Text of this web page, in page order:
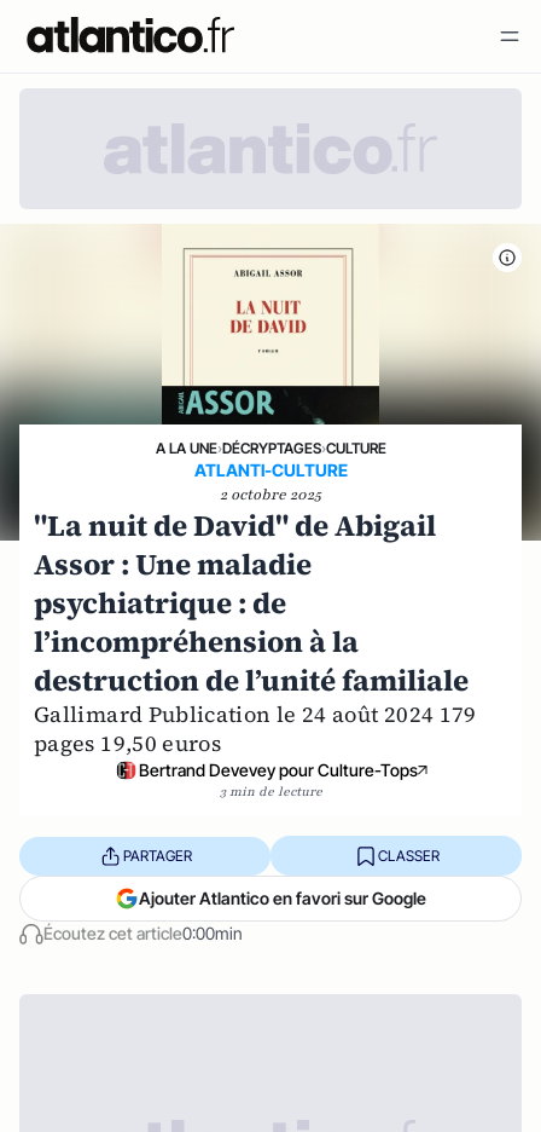
A LA UNE›DÉCRYPTAGES›CULTURE
ATLANTI-CULTURE
2 octobre 2025
"La nuit de David" de Abigail
Assor : Une maladie
psychiatrique : de
l’incompréhension à la
destruction de l’unité familiale
Gallimard Publication le 24 août 2024 179
pages 19,50 euros
Bertrand Devevey pour Culture-Tops
3 min de lecture
Écoutez cet article0:00min
PARTAGER CLASSER
Ajouter Atlantico en favori sur Google